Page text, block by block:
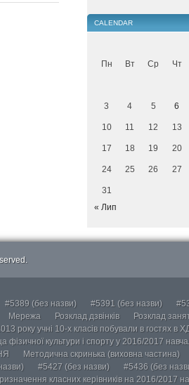
CALENDAR
Пн Вт Ср Чт
3 4 5 6
10 11 12 13
17 18 19 20
24 25 26 27
31
« Лип
#5389 (без назви) #5391 (без назви)
Мережа Розклад дзвінків
Розклад
року учні 10-х класів побували в гостях в
фізичної культури і спорту у 2016/2017
Методична скринька (виховна частина)
#5427 (без назви)
#5436 (без
класних керівників на 2016/2017